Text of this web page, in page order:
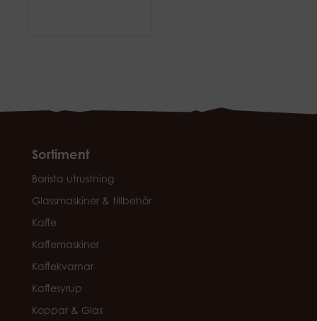
Sortiment
Barista utrustning
Glassmaskiner & tillbehör
Kaffe
Kaffemaskiner
Kaffekvarnar
Kaffesyrup
Koppar & Glas